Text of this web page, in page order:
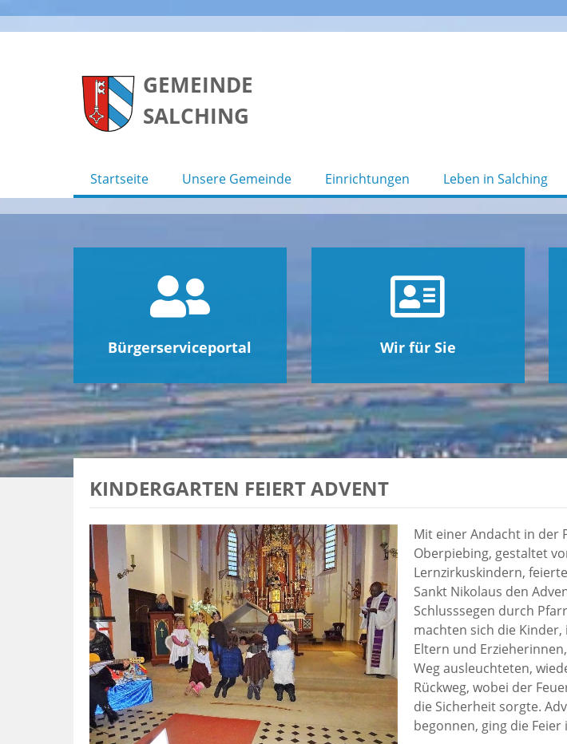
GEMEINDE
SALCHING
Startseite Unsere Gemeinde Einrichtungen Leben in Salching
Bürgerserviceportal Wir für Sie
KINDERGARTEN FEIERT ADVENT
Mit einer Andacht in der
Oberpiebing, gestaltet
Lernzirkuskindern,
Sankt Nikolaus den
Schlusssegen durch
machten sich die
Eltern und
Weg ausleuchteten,
Rückweg, wobei der
die Sicherheit sorgte.
begonnen, ging die Feier